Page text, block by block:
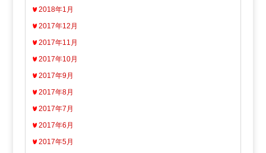
2018年1月
2017年12月
2017年11月
2017年10月
2017年9月
2017年8月
2017年7月
2017年6月
2017年5月